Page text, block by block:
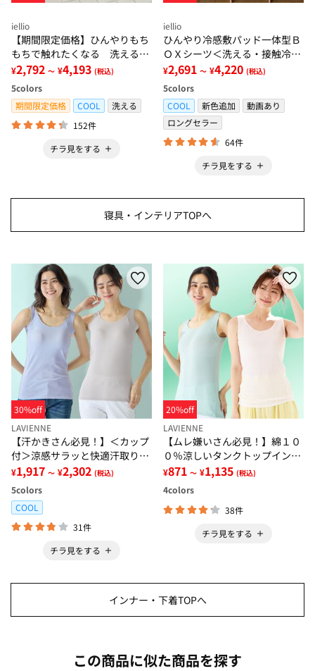
iellio
【期間限定価格】ひんやりもち
もちで触れたくなる 洗えるラ
グ＜低反発・滑りにくい・接触
冷感・防ダニ・カーペット＞
¥2,792 ～ ¥4,193 (税込)
5colors
期間限定価格
COOL
洗える
152件
チラ見をする
iellio
ひんやり冷感敷パッド一体型Ｂ
ＯＸシーツ＜洗える・接触冷
感・抗菌防臭・時短・家事楽・
ボックスシーツ・寝苦しさ対策
＞
¥2,691 ～ ¥4,220 (税込)
5colors
COOL
新色追加
動画あり
ロングセラー
64件
チラ見をする
寝具・インテリアTOPへ
30%off
LAVIENNE
【汗かきさん必見！】＜カップ
付＞涼感サラッと快適汗取りタ
ンクトップインナー＜さらりラ
ボ＞
¥1,917 ～ ¥2,302 (税込)
5colors
COOL
31件
チラ見をする
20%off
LAVIENNE
【ムレ嫌いさん必見！】綿１０
０％涼しいタンクトップインナ
ー＜さらりラボ＞
¥871 ～ ¥1,135 (税込)
4colors
38件
チラ見をする
インナー・下着TOPへ
この商品に似た商品を探す